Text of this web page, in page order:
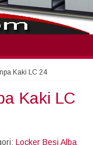
Kaki LC 24
Kaki LC
Locker Besi Alba